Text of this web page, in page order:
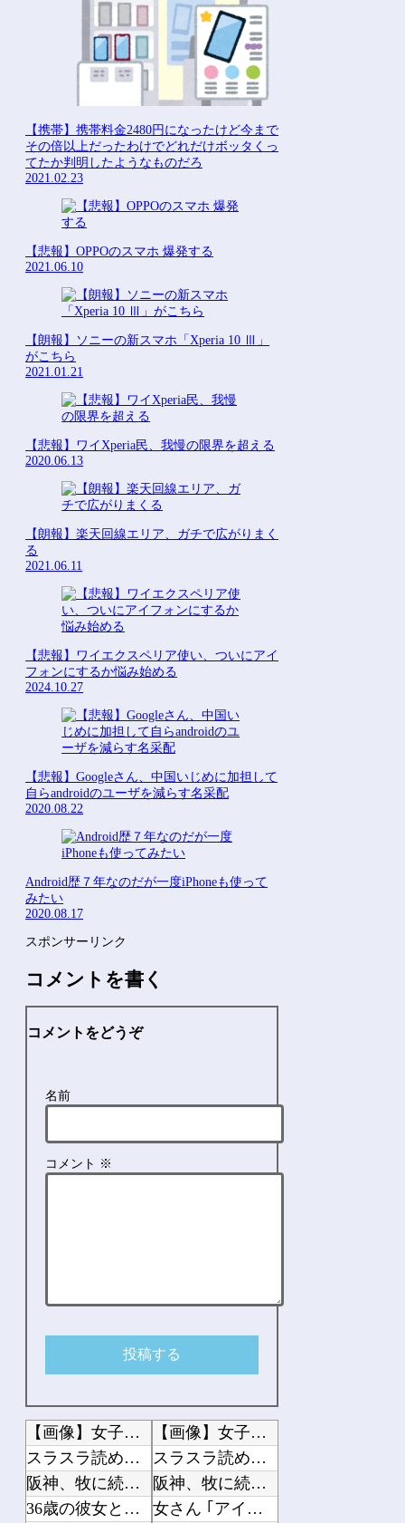
【携帯】携帯料金2480円になったけど今まで
その倍以上だったわけでどれだけボッタくっ
てたか判明したようなものだろ
2021.02.23
【悲報】OPPOのスマホ 爆発する
2021.06.10
【朗報】ソニーの新スマホ「Xperia 10 Ⅲ」
がこちら
2021.01.21
【悲報】ワイXperia民、我慢の限界を超える
2020.06.13
【朗報】楽天回線エリア、ガチで広がりまく
る
2021.06.11
【悲報】ワイエクスペリア使い、ついにアイ
フォンにするか悩み始める
2024.10.27
【悲報】Googleさん、中国いじめに加担して
自らandroidのユーザを減らす名采配
2020.08.22
Android歴７年なのだが一度iPhoneも使って
みたい
2020.08.17
スポンサーリンク
コメントを書く
コメントをどうぞ
名前
コメント ※
【画像】女子アナ、生放送で高校時代の制服を着てしまうｗｗｗｗｗｗｗｗｗｗｗｗｗｗ...
スラスラ読めちゃう小説
阪神、牧に続き度会も破壊wwwwwwwwwwww
36歳の彼女と結婚したいのに、家族が猛反対。家族から信じられない言葉が飛び出した...
【画像】女子アナ、生放送で高校時代の制服を着てしまうｗｗｗｗｗｗｗｗｗｗｗｗｗｗ...
スラスラ読めちゃう小説
阪神、牧に続き度会も破壊wwwwwwwwwwww
女さん ｢アイドルが19歳にもなってスク水を着させられている！｣⇒結果ｗｗｗ